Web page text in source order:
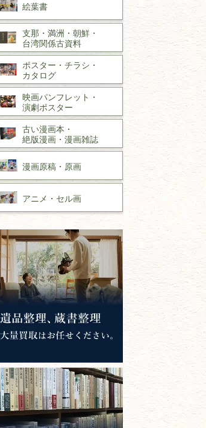
絵葉書
支那・満洲・朝鮮・
台湾関係古資料
ポスター・チラシ・
カタログ
映画パンフレット・
演劇ポスター
古い漫画本・
絶版漫画・漫画雑誌
漫画原稿・ 原画
アニメ・ セル画